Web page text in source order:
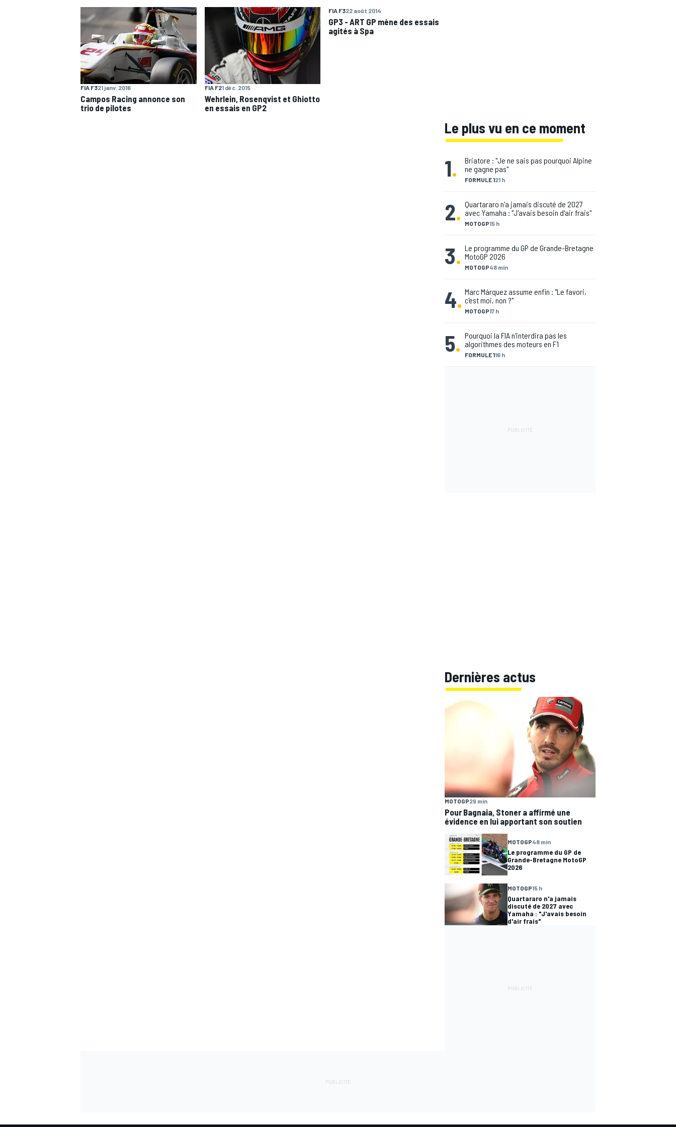
WRC
FIA F321 janv. 2016
Campos Racing annonce son
trio de pilotes
FIA F21 déc. 2015
Wehrlein, Rosenqvist et Ghiotto
en essais en GP2
FIA F322 août 2014
GP3 - ART GP mène des essais
agités à Spa
Le plus vu en ce moment
1. FORMULE 121 h
Briatore : "Je ne sais pas pourquoi Alpine
ne gagne pas"
2. MOTOGP15 h
Quartararo n'a jamais discuté de 2027
avec Yamaha : "J'avais besoin d'air frais"
3. MOTOGP48 min
Le programme du GP de Grande-Bretagne
MotoGP 2026
4. MOTOGP17 h
Marc Márquez assume enfin : "Le favori,
c'est moi, non ?"
5. FORMULE 116 h
Pourquoi la FIA n'interdira pas les
algorithmes des moteurs en F1
Dernières actus
MOTOGP29 min
Pour Bagnaia, Stoner a affirmé une
évidence en lui apportant son soutien
MOTOGP48 min
Le programme du GP de
Grande-Bretagne MotoGP
2026
MOTOGP15 h
Quartararo n'a jamais
discuté de 2027 avec
Yamaha : "J'avais besoin
d'air frais"